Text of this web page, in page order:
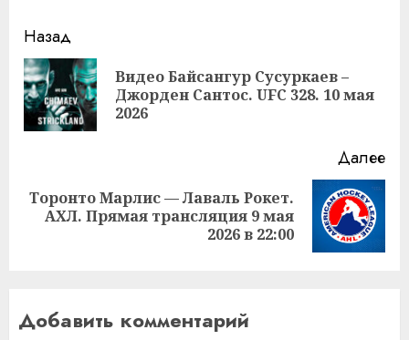
Продолжить
чтение
Назад
Видео Байсангур Сусуркаев –
Джорден Сантос. UFC 328. 10 мая
2026
Далее
Следующая
Торонто Марлис — Лаваль Рокет.
АХЛ. Прямая трансляция 9 мая
2026 в 22:00
Добавить комментарий